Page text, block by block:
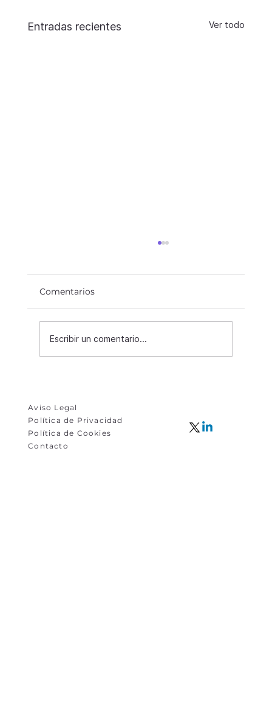
Entradas recientes Ver todo
Innex Digest Junio 26
Comentarios
Escribir un comentario...
Aviso Legal
Política de Privacidad
Política de Cookies
Contacto